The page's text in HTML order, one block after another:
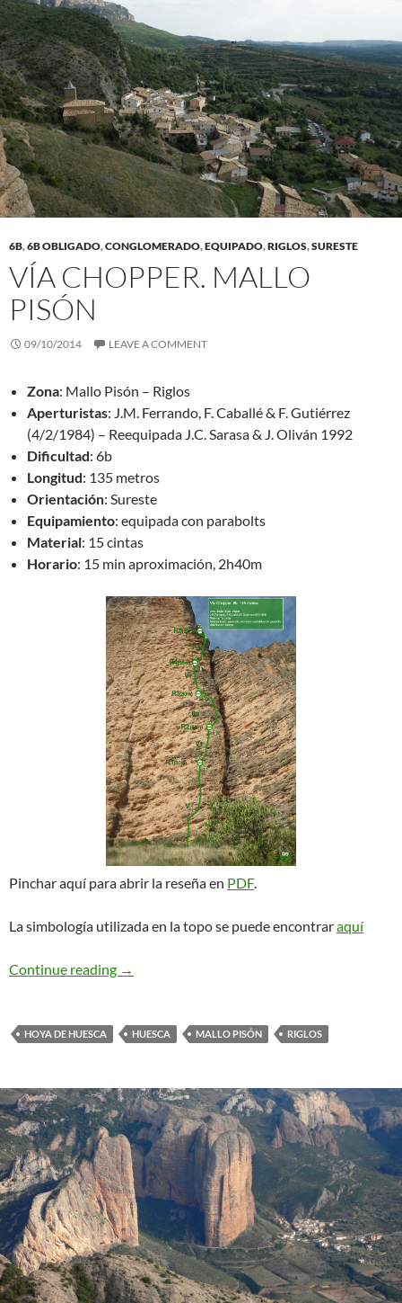
6B,6B OBLIGADO,CONGLOMERADO,EQUIPADO,RIGLOS,SURESTE
VÍA CHOPPER. MALLO
PISÓN
09/10/2014 LEAVE A COMMENT
Zona: Mallo Pisón – Riglos
Aperturistas: J.M. Ferrando, F. Caballé & F. Gutiérrez
(4/2/1984) – Reequipada J.C. Sarasa & J. Oliván 1992
Dificultad: 6b
Longitud: 135 metros
Orientación: Sureste
Equipamiento: equipada con parabolts
Material: 15 cintas
Horario: 15 min aproximación, 2h40m
Pinchar aquí para abrir la reseña en PDF.
La simbología utilizada en la topo se puede encontraraquí
Continue reading Vía Chopper. Mallo Pisón
→
HOYA DE HUESCA HUESCA MALLO PISÓN RIGLOS